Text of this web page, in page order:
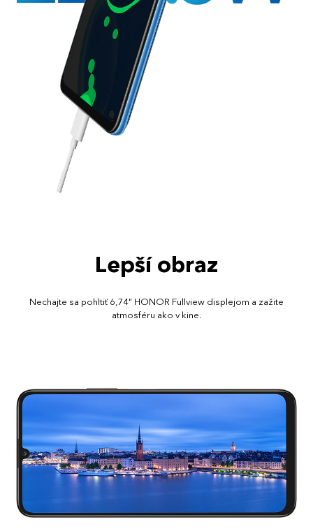
Lepší obraz
Nechajte sa pohltiť 6,74" HONOR Fullview displejom a zažite
atmosféru ako v kine.